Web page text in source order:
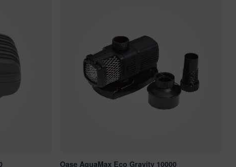
Oase AquaMax Eco Gravity 10000